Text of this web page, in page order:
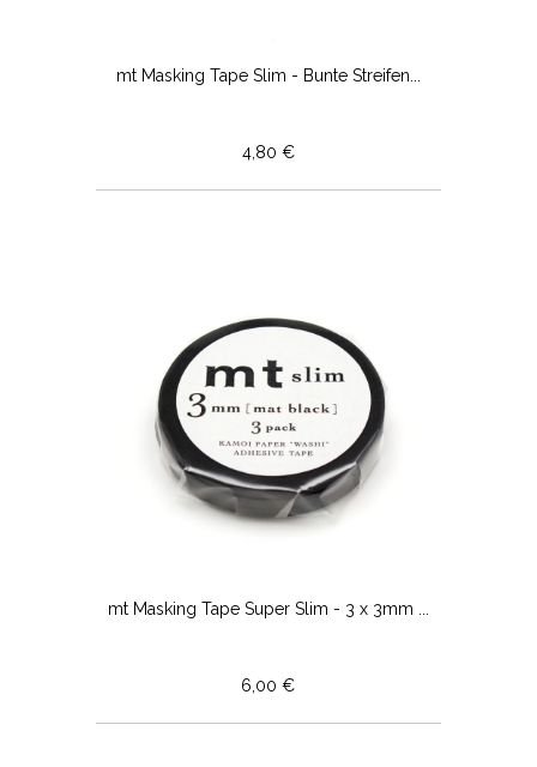
mt Masking Tape Slim - Bunte Streifen...
4,80 €
mt Masking Tape Super Slim - 3 x 3mm ...
6,00 €